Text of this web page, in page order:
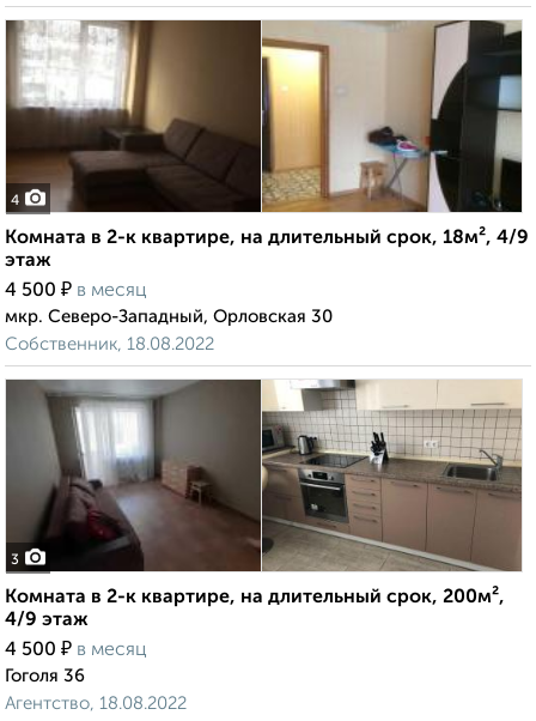
4
Комната в 2-к квартире, на длительный срок, 18м², 4/9
этаж
4 500 ₽ в месяц
мкр. Северо-Западный, Орловская 30
Собственник, 18.08.2022
3
Комната в 2-к квартире, на длительный срок, 200м²,
4/9 этаж
4 500 ₽ в месяц
Гоголя 36
Агентство, 18.08.2022